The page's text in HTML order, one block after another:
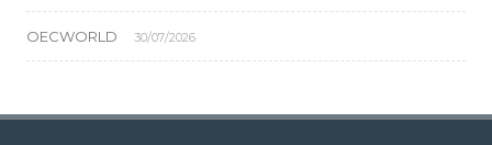
OECWORLD 30/07/2026